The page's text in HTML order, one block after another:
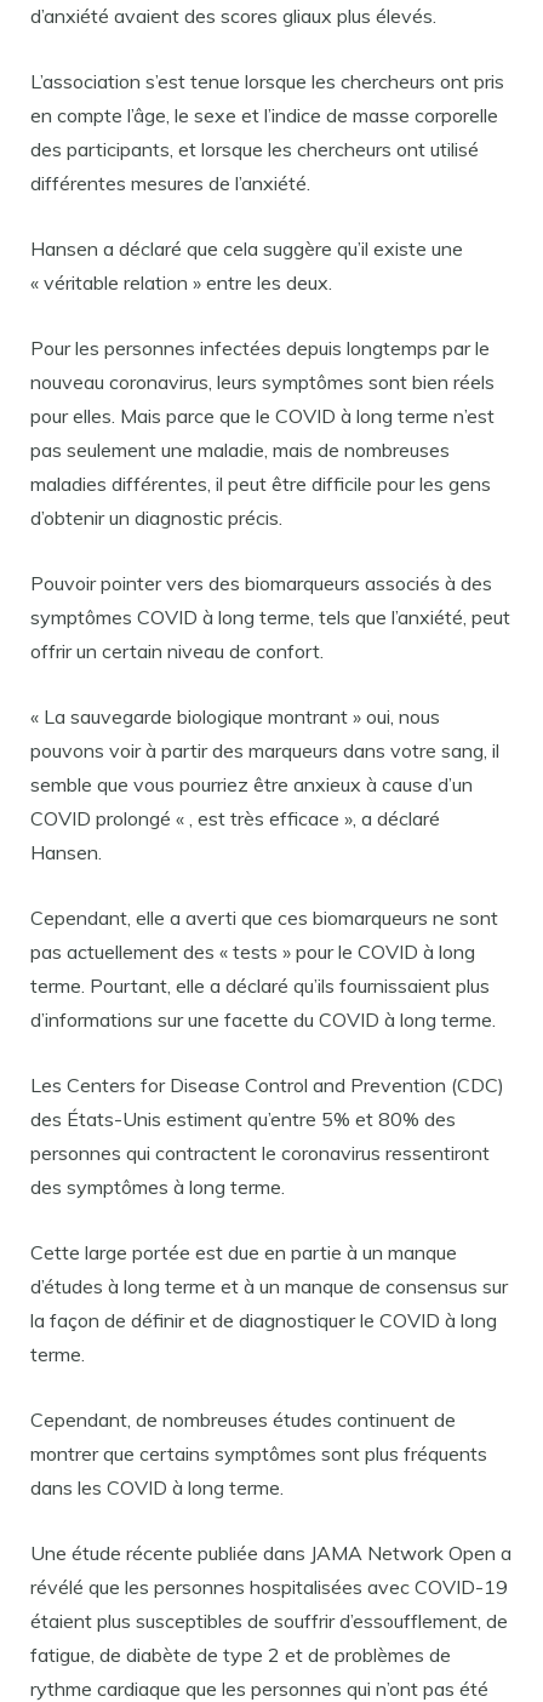
d’anxiété avaient des scores gliaux plus élevés.
L’association s’est tenue lorsque les chercheurs ont pris
en compte l’âge, le sexe et l’indice de masse corporelle
des participants, et lorsque les chercheurs ont utilisé
différentes mesures de l’anxiété.
Hansen a déclaré que cela suggère qu’il existe une
« véritable relation » entre les deux.
Pour les personnes infectées depuis longtemps par le
nouveau coronavirus, leurs symptômes sont bien réels
pour elles. Mais parce que le COVID à long terme n’est
pas seulement une maladie, mais de nombreuses
maladies différentes, il peut être difficile pour les gens
d’obtenir un diagnostic précis.
Pouvoir pointer vers des biomarqueurs associés à des
symptômes COVID à long terme, tels que l’anxiété, peut
offrir un certain niveau de confort.
« La sauvegarde biologique montrant » oui, nous
pouvons voir à partir des marqueurs dans votre sang, il
semble que vous pourriez être anxieux à cause d’un
COVID prolongé « , est très efficace », a déclaré
Hansen.
Cependant, elle a averti que ces biomarqueurs ne sont
pas actuellement des « tests » pour le COVID à long
terme. Pourtant, elle a déclaré qu’ils fournissaient plus
d’informations sur une facette du COVID à long terme.
Les Centers for Disease Control and Prevention (CDC)
des États-Unis estiment qu’entre 5% et 80% des
personnes qui contractent le coronavirus ressentiront
des symptômes à long terme.
Cette large portée est due en partie à un manque
d’études à long terme et à un manque de consensus sur
la façon de définir et de diagnostiquer le COVID à long
terme.
Cependant, de nombreuses études continuent de
montrer que certains symptômes sont plus fréquents
dans les COVID à long terme.
Une étude récente publiée dans JAMA Network Open a
révélé que les personnes hospitalisées avec COVID-19
étaient plus susceptibles de souffrir d’essoufflement, de
fatigue, de diabète de type 2 et de problèmes de
rythme cardiaque que les personnes qui n’ont pas été